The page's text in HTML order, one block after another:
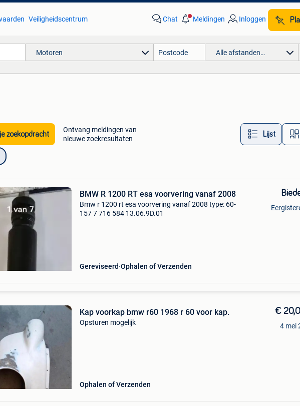
Veiligheidscentrum Chat Meldingen Inloggen
Motoren Alle afstanden…
zoekopdracht
Ontvang meldingen van
nieuwe zoekresultaten
Lijst
BMW R 1200 RT esa voorvering vanaf 2008
Bmw r 1200 rt esa voorvering vanaf 2008 type: 60-
157 7 716 584 13.06.9D.01
Gereviseerd Ophalen of Verzenden
Kap voorkap bmw r60 1968 r 60 voor kap.
Opsturen mogelijk
Ophalen of Verzenden
€
4 mei